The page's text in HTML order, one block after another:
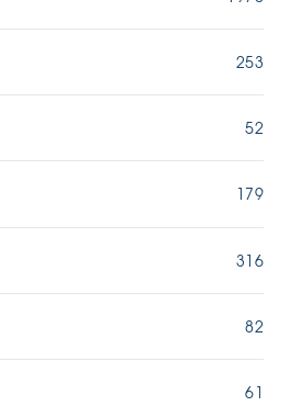
253
52
179
316
82
61